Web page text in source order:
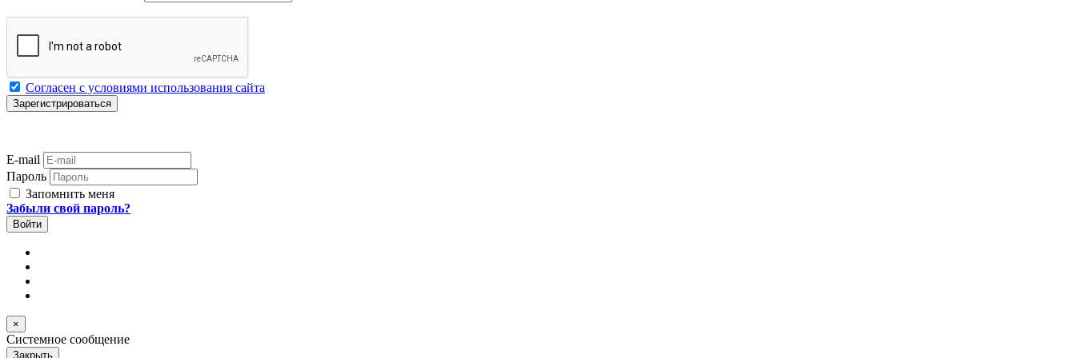
Согласен с условиями использования сайта
E-mail
Пароль
Запомнить меня
Забыли свой пароль?
×
Системное сообщение
Закрыть